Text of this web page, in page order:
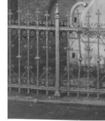
Socha Andromedé u
fresky v Duchcově
Socha Amfitrité u
v Duchcově
Socha Flóry u pavilonu
Duchcově
Socha Afrodité u
v Duchcově